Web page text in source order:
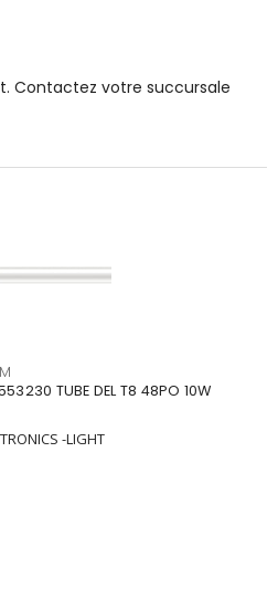
Contactez votre succursale
TUBE DEL T8 48PO 10W
-LIGHT